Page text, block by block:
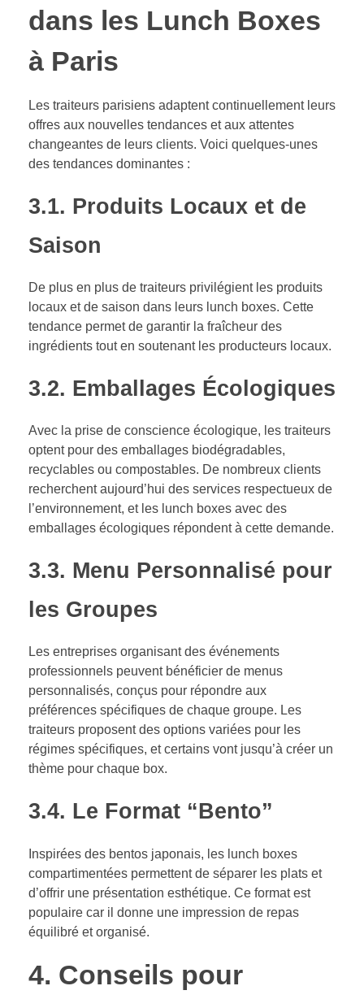
dans les Lunch Boxes
à Paris
Les traiteurs parisiens adaptent continuellement leurs
offres aux nouvelles tendances et aux attentes
changeantes de leurs clients. Voici quelques-unes
des tendances dominantes :
3.1. Produits Locaux et de
Saison
De plus en plus de traiteurs privilégient les produits
locaux et de saison dans leurs lunch boxes. Cette
tendance permet de garantir la fraîcheur des
ingrédients tout en soutenant les producteurs locaux.
3.2. Emballages Écologiques
Avec la prise de conscience écologique, les traiteurs
optent pour des emballages biodégradables,
recyclables ou compostables. De nombreux clients
recherchent aujourd’hui des services respectueux de
l’environnement, et les lunch boxes avec des
emballages écologiques répondent à cette demande.
3.3. Menu Personnalisé pour
les Groupes
Les entreprises organisant des événements
professionnels peuvent bénéficier de menus
personnalisés, conçus pour répondre aux
préférences spécifiques de chaque groupe. Les
traiteurs proposent des options variées pour les
régimes spécifiques, et certains vont jusqu’à créer un
thème pour chaque box.
3.4. Le Format “Bento”
Inspirées des bentos japonais, les lunch boxes
compartimentées permettent de séparer les plats et
d’offrir une présentation esthétique. Ce format est
populaire car il donne une impression de repas
équilibré et organisé.
4. Conseils pour